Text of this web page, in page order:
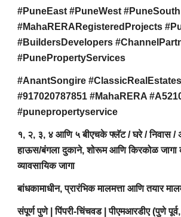
#PuneEast #PuneWest #PuneSouth
#MahaRERARegisteredProjects
#BuildersDevelopers
#PunePropertyServices
#AnantSongire #ClassicRealEstates
#917020787851 #MahaRERA
#punepropertyservice
१, २, ३, ४ आणि ५ बीएचके फ्लॅट / घरे / निवास /
हाऊस/बंगला दुकाने, शोरूम आणि किरकोळ जागा
व्यावसायिक जागा
बांधकामाधीन, प्रारंभिक मालमत्ता आणि तयार
संपूर्ण पुणे | पिंपरी-चिंचवड | पीएमआरडीए (पुणे